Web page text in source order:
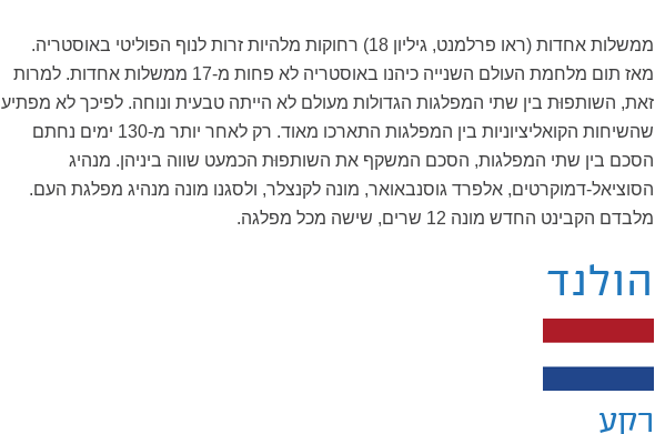
ממשלות אחדות (ראו פרלמנט, גיליון 18) רחוקות מלהיות זרות לנוף הפוליטי באוסטריה.
מאז תום מלחמת העולם השנייה כיהנו באוסטריה לא פחות מ-17 ממשלות אחדות. למרות
זאת, השותפוּת בין שתי המפלגות הגדולות מעולם לא הייתה טבעית ונוחה. לפיכך לא מפתיע
שהשיחות הקואליציוניות בין המפלגות התארכו מאוד. רק לאחר יותר מ-130 ימים נחתם
הסכם בין שתי המפלגות, הסכם המשקף את השותפוּת הכמעט שווה ביניהן. מנהיג
הסוציאל-דמוקרטים, אלפרד גוסנבאואר, מונה לקנצלר, ולסגנו מונה מנהיג מפלגת העם.
מלבדם הקבינט החדש מונה 12 שרים, שישה מכל מפלגה.
הולנד
רקע